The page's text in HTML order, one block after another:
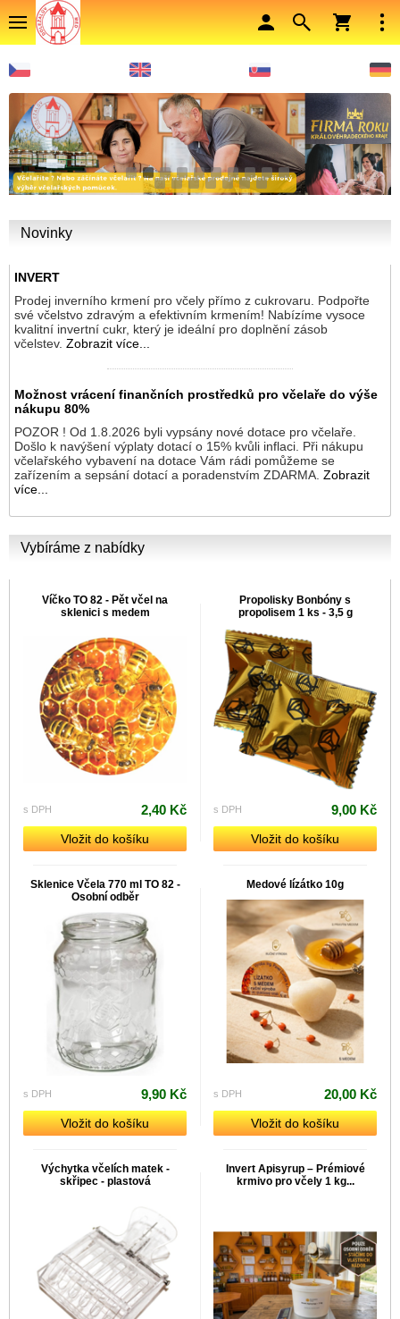
Novinky
INVERT
Prodej inverního krmení pro včely přímo z cukrovaru. Podpořte
své včelstvo zdravým a efektivním krmením! Nabízíme vysoce
kvalitní invertní cukr, který je ideální pro doplnění zásob
včelstev. Zobrazit více...
Možnost vrácení finančních prostředků pro včelaře do výše
nákupu 80%
POZOR ! Od 1.8.2026 byli vypsány nové dotace pro včelaře.
Došlo k navýšení výplaty dotací o 15% kvůli inflaci. Při nákupu
včelařského vybavení na dotace Vám rádi pomůžeme se
zařízením a sepsání dotací a poradenstvím ZDARMA. Zobrazit
více...
Vybíráme z nabídky
Víčko TO 82 - Pět včel na
sklenici s medem
s DPH 2,40 Kč
Vložit do košíku
Propolisky Bonbóny s
propolisem 1 ks - 3,5 g
s DPH 9,00 Kč
Vložit do košíku
Sklenice Včela 770 ml TO 82 -
Osobní odběr
s DPH 9,90 Kč
Vložit do košíku
Medové lízátko 10g
s DPH 20,00 Kč
Vložit do košíku
Výchytka včelích matek -
skřipec - plastová
Invert Apisyrup – Prémiové
krmivo pro včely 1 kg...